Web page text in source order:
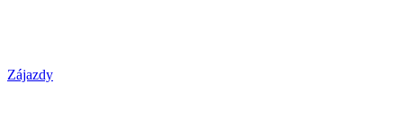
Zájazdy